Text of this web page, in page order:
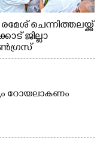
രമേശ് ചെന്നിത്തലയ്ക്ക്
ജില്ലാ
റോയലാകണം